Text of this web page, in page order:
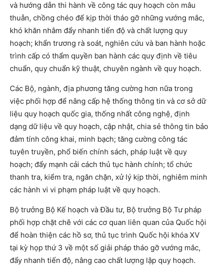
và hướng dẫn thi hành về công tác quy hoạch còn mâu
thuẫn, chồng chéo để kịp thời tháo gỡ những vướng mắc,
khó khăn nhằm đẩy nhanh tiến độ và chất lượng quy
hoạch; khẩn trương rà soát, nghiên cứu và ban hành hoặc
trình cấp có thẩm quyền ban hành các quy định về tiêu
chuẩn, quy chuẩn kỹ thuật, chuyên ngành về quy hoạch.
Các Bộ, ngành, địa phương tăng cường hơn nữa trong
việc phối hợp để nâng cấp hệ thống thông tin và cơ sở dữ
liệu quy hoạch quốc gia, thống nhất công nghệ, định
dạng dữ liệu về quy hoạch, cập nhật, chia sẻ thông tin bảo
đảm tính công khai, minh bạch; tăng cường công tác
tuyên truyền, phổ biến chính sách, pháp luật về quy
hoạch; đẩy mạnh cải cách thủ tục hành chính; tổ chức
thanh tra, kiểm tra, ngăn chặn, xử lý kịp thời, nghiêm minh
các hành vi vi phạm pháp luật về quy hoạch.
Bộ trưởng Bộ Kế hoạch và Đầu tư, Bộ trưởng Bộ Tư pháp
phối hợp chặt chẽ với các cơ quan liên quan của Quốc hội
để hoàn thiện các hồ sơ, thủ tục trình Quốc hội khóa XV
tại kỳ họp thứ 3 về một số giải pháp tháo gỡ vướng mắc,
đẩy nhanh tiến độ, nâng cao chất lượng lập quy hoạch.